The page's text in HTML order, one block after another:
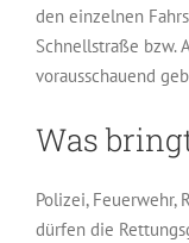
den einzelnen
Schnellstraße bzw.
vorausschauend
Was
Polizei, Feuerwehr,
dürfen die